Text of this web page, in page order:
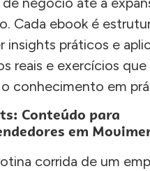
Cada ebook é
insights práticos e
reais e exercícios que
conhecimento em
Conteúdo para
em
corrida de um